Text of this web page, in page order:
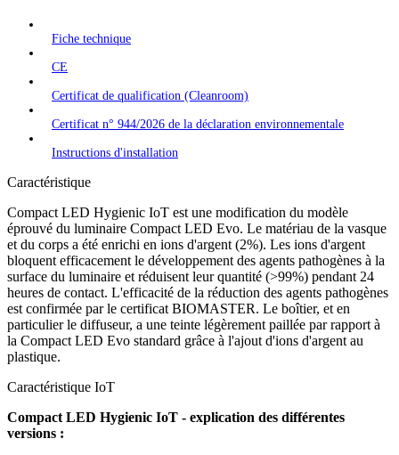
Fiche technique
CE
Certificat de qualification (Cleanroom)
Certificat n° 944/2026 de la déclaration environnementale
Instructions d'installation
Caractéristique
Compact LED Hygienic IoT est une modification du modèle
éprouvé du luminaire Compact LED Evo. Le matériau de la vasque
et du corps a été enrichi en ions d'argent (2%). Les ions d'argent
bloquent efficacement le développement des agents pathogènes à la
surface du luminaire et réduisent leur quantité (>99%) pendant 24
heures de contact. L'efficacité de la réduction des agents pathogènes
est confirmée par le certificat BIOMASTER. Le boîtier, et en
particulier le diffuseur, a une teinte légèrement paillée par rapport à
la Compact LED Evo standard grâce à l'ajout d'ions d'argent au
plastique.
Caractéristique IoT
Compact LED Hygienic IoT - explication des différentes
versions :